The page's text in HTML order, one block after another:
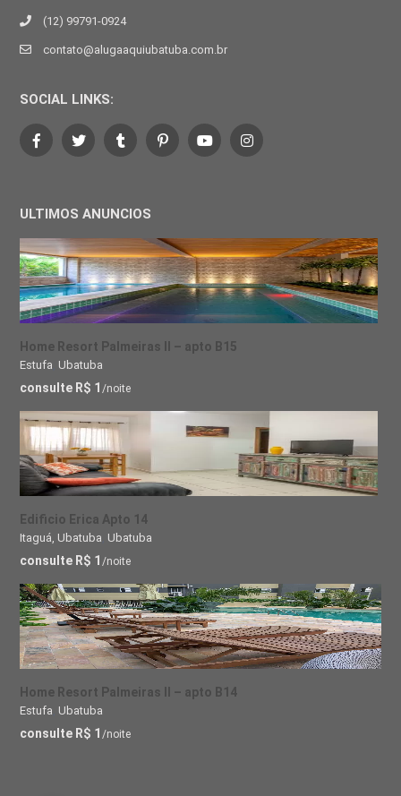
(12) 99791-0924
contato@alugaaquiubatuba.com.br
SOCIAL LINKS:
ULTIMOS ANUNCIOS
Home Resort Palmeiras II – apto B15
Estufa Ubatuba
consulte R$ 1 /noite
Edificio Erica Apto 14
Itaguá, Ubatuba Ubatuba
consulte R$ 1 /noite
Home Resort Palmeiras II – apto B14
Estufa Ubatuba
consulte R$ 1 /noite